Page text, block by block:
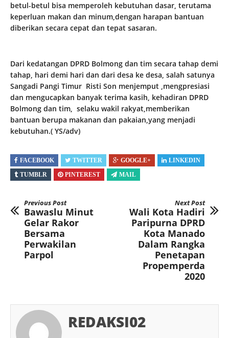
betul-betul bisa memperoleh kebutuhan dasar, terutama
keperluan makan dan minum,dengan harapan bantuan
diberikan secara cepat dan tepat sasaran.
Dari kedatangan DPRD Bolmong dan tim secara tahap demi
tahap, hari demi hari dan dari desa ke desa, salah satunya
Sangadi Pangi Timur Risti Son menjemput ,mengpresiasi
dan mengucapkan banyak terima kasih, kehadiran DPRD
Bolmong dan tim, selaku wakil rakyat,memberikan
bantuan berupa makanan dan pakaian,yang menjadi
kebutuhan.( YS/adv)
FACEBOOK TWITTER GOOGLE+
LINKEDIN
TUMBLR
PINTEREST MAIL
Previous Post
Bawaslu Minut
Gelar Rakor
Bersama
Perwakilan
Parpol
Next Post
Wali Kota Hadiri
Paripurna DPRD
Kota Manado
Dalam Rangka
Penetapan
Propemperda
2020
REDAKSI02